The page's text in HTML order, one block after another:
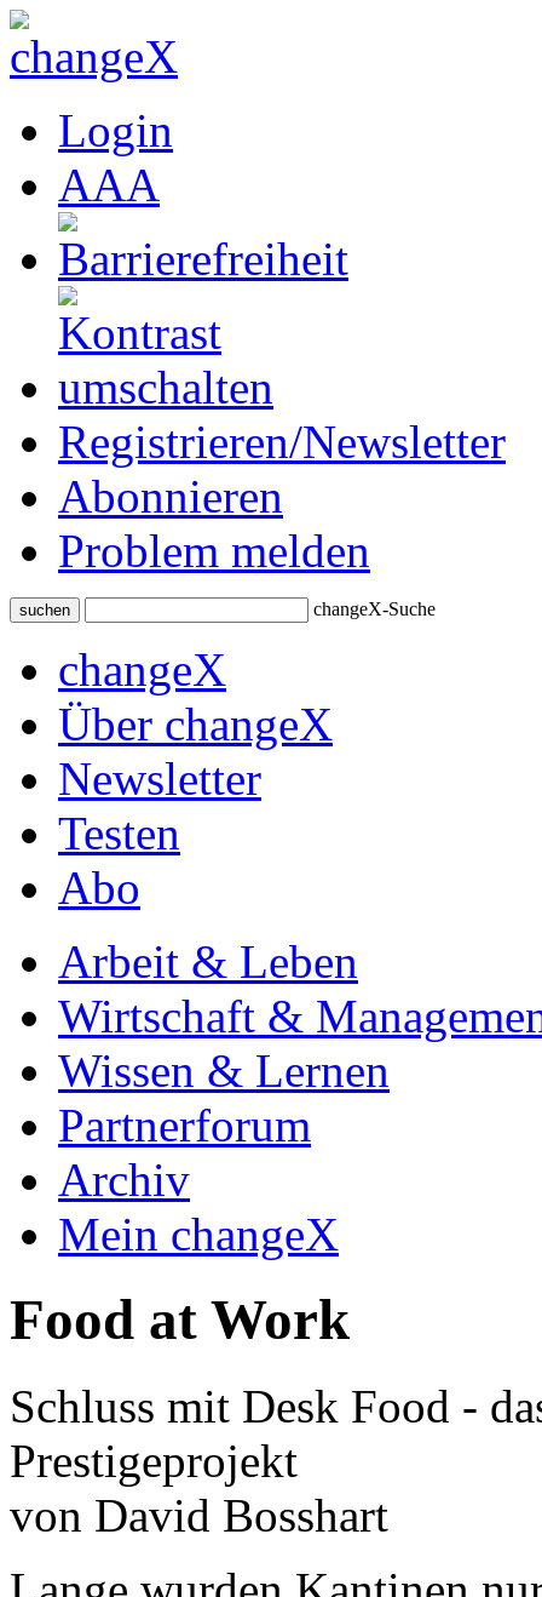
Login
AAA
Registrieren/Newsletter
Abonnieren
Problem melden
suchen changeX-Suche
changeX
Über changeX
Newsletter
Testen
Abo
Arbeit & Leben
Wirtschaft &
Wissen & Lernen
Partnerforum
Archiv
Mein changeX
Food at Work
Schluss mit Desk Food -
Prestigeprojekt
von David Bosshart